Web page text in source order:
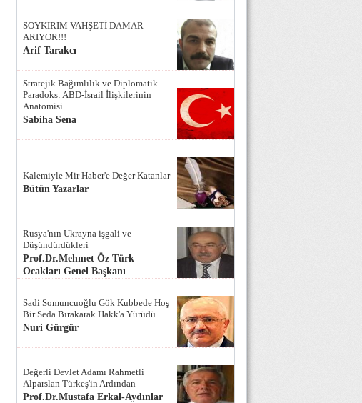
SOYKIRIM VAHŞETİ DAMAR
ARIYOR!!!
Arif Tarakcı
Stratejik Bağımlılık ve Diplomatik
Paradoks: ABD-İsrail İlişkilerinin
Anatomisi
Sabiha Sena
Kalemiyle Mir Haber'e Değer Katanlar
Bütün Yazarlar
Rusya'nın Ukrayna işgali ve
Düşündürdükleri
Prof.Dr.Mehmet Öz Türk
Ocakları Genel Başkanı
Sadi Somuncuoğlu Gök Kubbede Hoş
Bir Seda Bırakarak Hakk'a Yürüdü
Nuri Gürgür
Değerli Devlet Adamı Rahmetli
Alparslan Türkeş'in Ardından
Prof.Dr.Mustafa Erkal-Aydınlar